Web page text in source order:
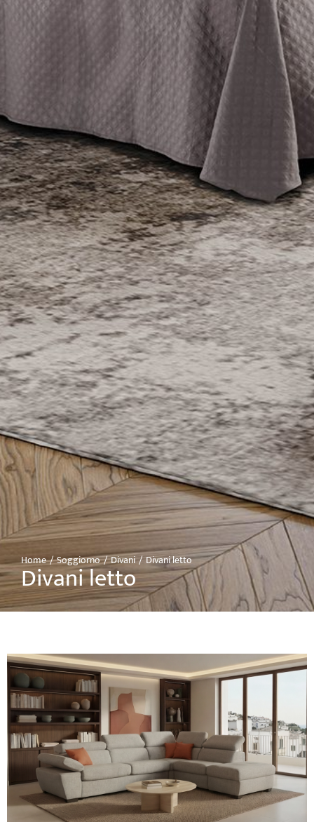
Tu sei qui:
Home Soggiorno Divani Divani letto
Divani letto